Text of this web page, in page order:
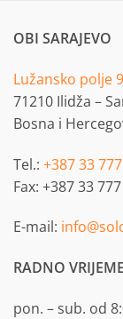
OBI SARAJEVO
Lužansko polje 9
71210 Ilidža –
Bosna i
Tel.: +387 33
Fax: +387 33
E-mail:
RADNO VRIJEME
pon. – sub. od